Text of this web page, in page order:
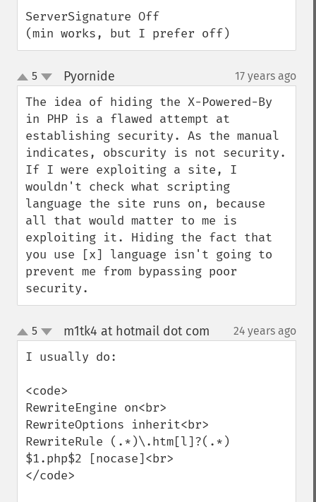
ServerSignature Off
(min works, but I prefer off)
up
down
5 Pyornide 17 years ago
The idea of hiding the X-Powered-By
in PHP is a flawed attempt at
establishing security. As the manual
indicates, obscurity is not security.
If I were exploiting a site, I
wouldn't check what scripting
language the site runs on, because
all that would matter to me is
exploiting it. Hiding the fact that
you use [x] language isn't going to
prevent me from bypassing poor
security.
up
down
5 m1tk4 at hotmail dot com 24 years ago
I usually do:
<code>
RewriteEngine on<br>
RewriteOptions inherit<br>
RewriteRule (.*)\.htm[l]?(.*)
$1.php$2 [nocase]<br>
</code>